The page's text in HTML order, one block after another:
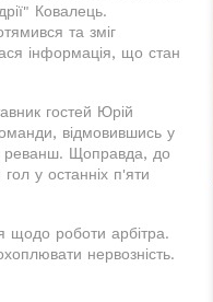
Ковалець.
та зміг
інформація, що стан
гостей Юрій
відмовившись у
реванш. Щоправда, до
у останніх п'яти
щодо роботи арбітра.
нервозність.